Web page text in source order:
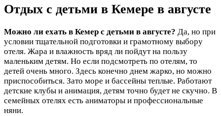
Отдых с детьми в Кемере в августе
Можно ли ехать в Кемер с детьми в августе? Да, но при
условии тщательной подготовки и грамотному выбору
отеля. Жара и влажность вряд ли пойдут на пользу
маленьким детям. Но если подсмотреть по отелям, то
детей очень много. Здесь конечно днем жарко, но можно
приспособиться. Зато море и бассейны теплые. Работают
детские клубы и анимация, детям точно будет не скучно. В
семейных отелях есть аниматоры и профессиональные
няни.